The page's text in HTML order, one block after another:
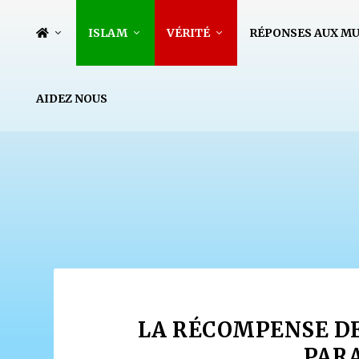
ISLAM VÉRITÉ RÉPONSES AUX
AIDEZ NOUS
LA RÉCOMPENSE